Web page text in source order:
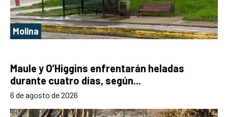
Molina
Maule y O’Higgins enfrentarán heladas
durante cuatro días, según...
6 de agosto de 2026